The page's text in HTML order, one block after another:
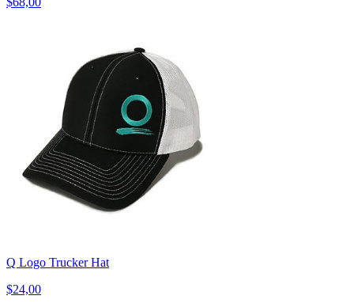
Q Logo Trucker Hat
$24,00